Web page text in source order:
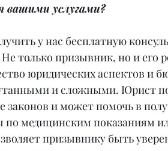
вашими услугами?
у нас бесплатную
только призывник, но и его
юридических аспектов и
и сложными. Юрист
законов и может помочь в
по медицинским показаниям
призывнику быть